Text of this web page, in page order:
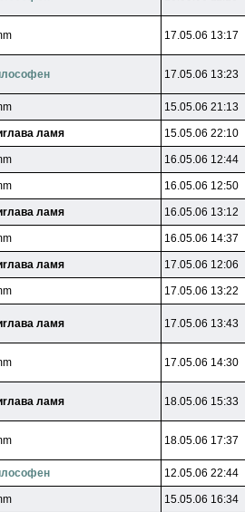
17.05.06 13:17
17.05.06 13:23
15.05.06 21:13
лaмя 15.05.06 22:10
16.05.06 12:44
16.05.06 12:50
лaмя 16.05.06 13:12
16.05.06 14:37
лaмя 17.05.06 12:06
17.05.06 13:22
лaмя 17.05.06 13:43
17.05.06 14:30
лaмя 18.05.06 15:33
18.05.06 17:37
12.05.06 22:44
15.05.06 16:34